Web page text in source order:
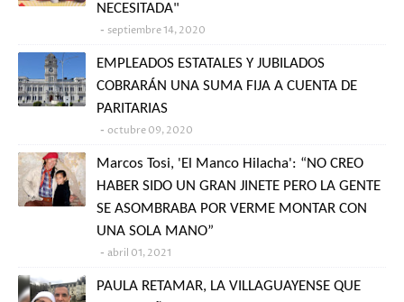
NECESITADA"
septiembre 14, 2020
EMPLEADOS ESTATALES Y JUBILADOS
COBRARÁN UNA SUMA FIJA A CUENTA DE
PARITARIAS
octubre 09, 2020
Marcos Tosi, 'El Manco Hilacha': “NO CREO
HABER SIDO UN GRAN JINETE PERO LA GENTE
SE ASOMBRABA POR VERME MONTAR CON
UNA SOLA MANO”
abril 01, 2021
PAULA RETAMAR, LA VILLAGUAYENSE QUE